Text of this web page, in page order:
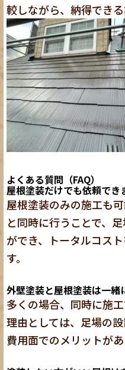
較しながら、納得でき
よくある質問（FAQ）
屋根塗装だけでも依頼でき
屋根塗装のみの施工も
と同時に行うことで、
ができ、トータルコス
す。
外壁塗装と屋根塗装は一緒
多くの場合、同時に施
理由としては、足場の
費用面でのメリットがあ